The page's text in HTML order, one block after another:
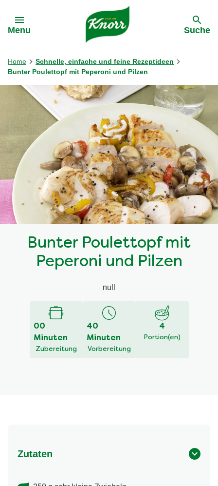
Menu Suche
Home
Schnelle, einfache und feine Rezeptideen
Bunter Poulettopf mit Peperoni und Pilzen
Bunter Poulettopf mit
Peperoni und Pilzen
null
00
Minuten
Zubereitung
40
Minuten
Vorbereitung
4
Portion(en)
Zutaten